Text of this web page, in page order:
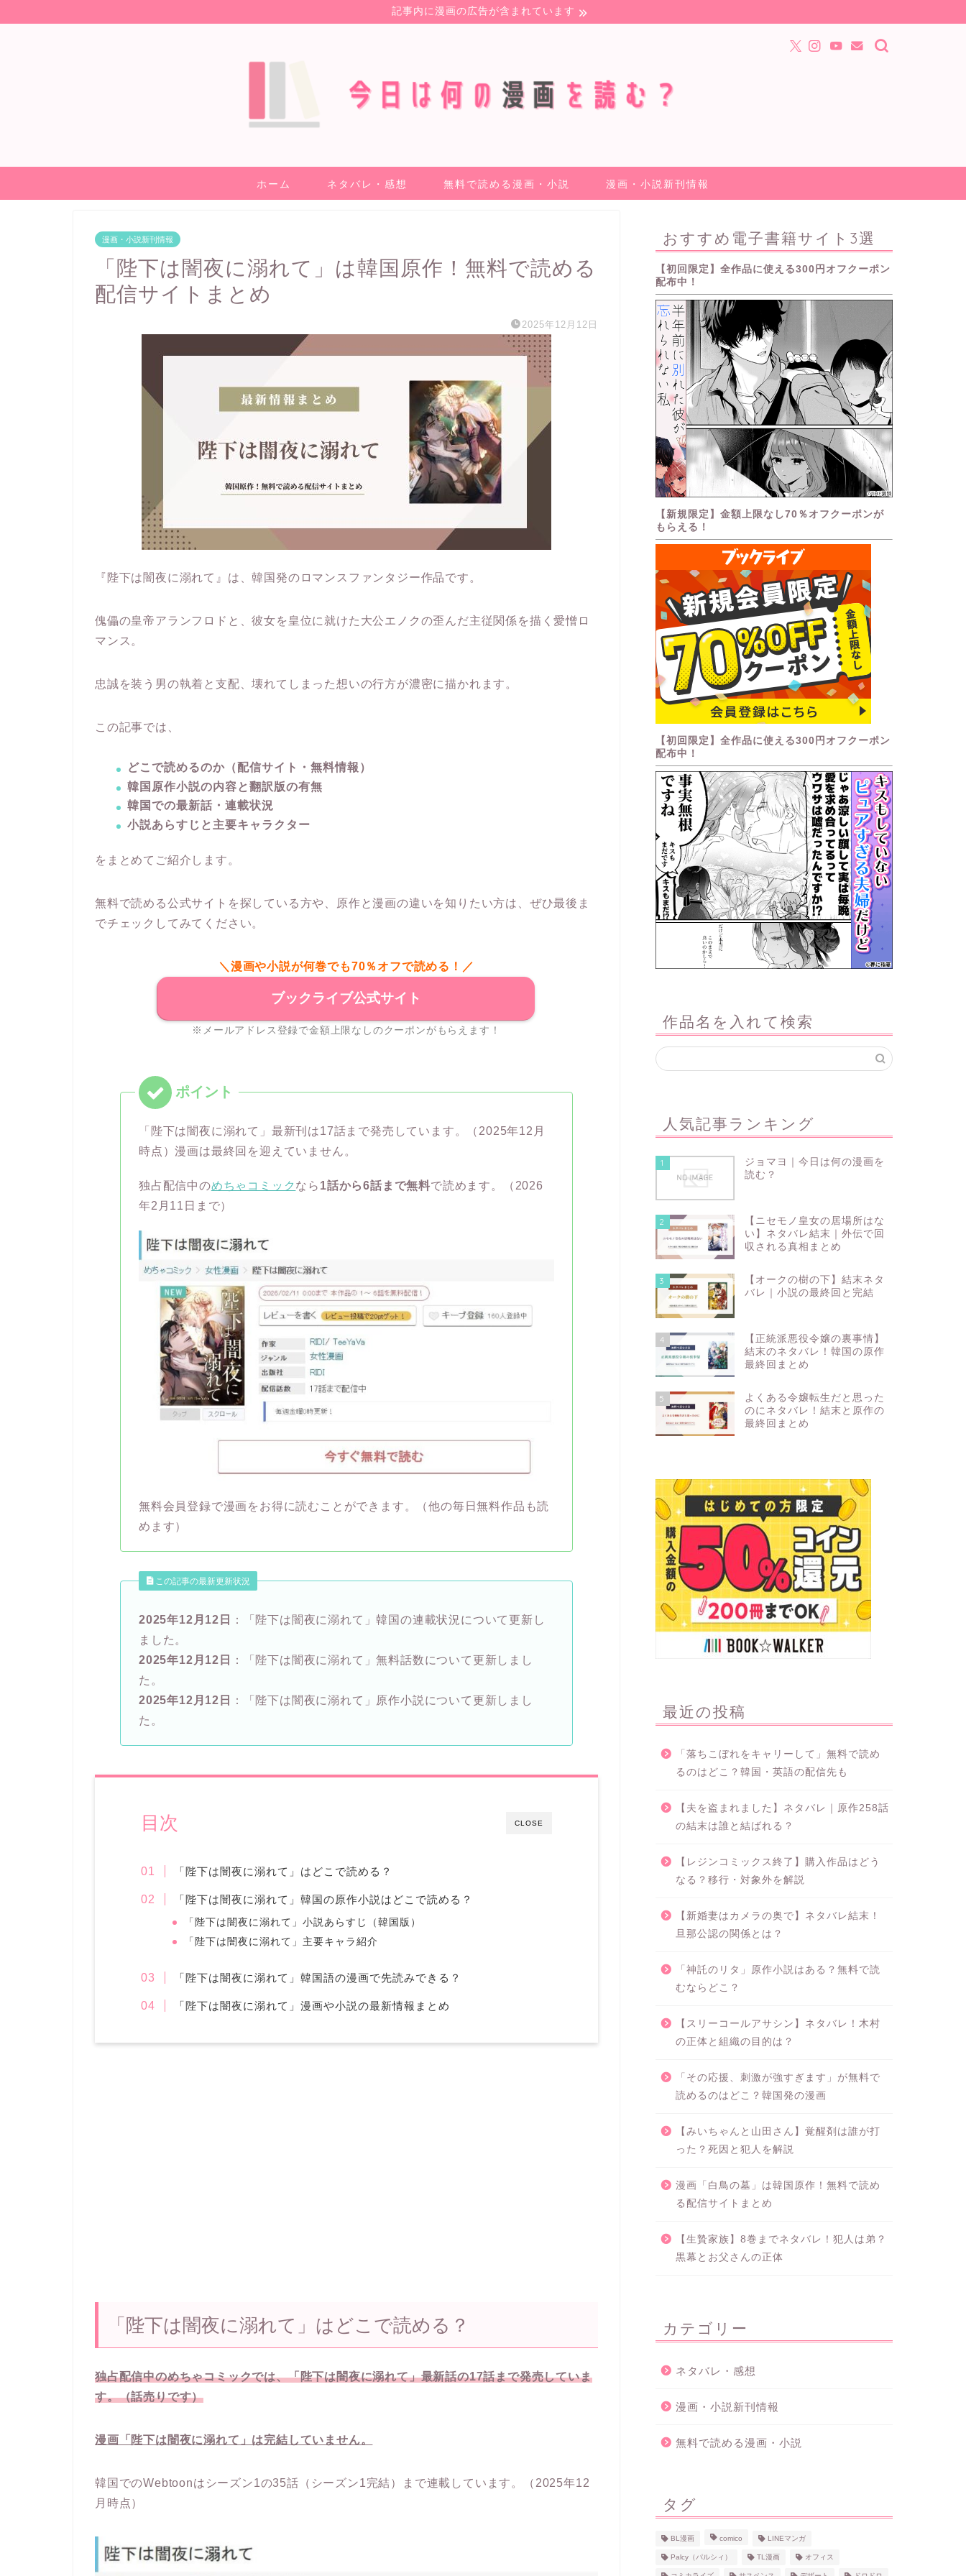
記事内に漫画の広告が含まれています
ホーム ネタバレ・感想 無料で読める漫画・小説 漫画・小説新刊情報
漫画・小説新刊情報
「陛下は闇夜に溺れて」は韓国原作！無料で読める
配信サイトまとめ
2025年12月12日
『陛下は闇夜に溺れて』は、韓国発のロマンスファンタジー作品です。
傀儡の皇帝アランフロドと、彼女を皇位に就けた大公エノクの歪んだ主従関係を描く愛憎ロ
マンス。
忠誠を装う男の執着と支配、壊れてしまった想いの行方が濃密に描かれます。
この記事では、
どこで読めるのか（配信サイト・無料情報）
韓国原作小説の内容と翻訳版の有無
韓国での最新話・連載状況
小説あらすじと主要キャラクター
をまとめてご紹介します。
無料で読める公式サイトを探している方や、原作と漫画の違いを知りたい方は、ぜひ最後ま
でチェックしてみてください。
＼漫画や小説が何巻でも70％オフで読める！／
ブックライブ公式サイト
※メールアドレス登録で金額上限なしのクーポンがもらえます！
「陛下は闇夜に溺れて」最新刊は17話まで発売しています。（2025年12月
時点）漫画は最終回を迎えていません。
独占配信中のめちゃコミック なら 1話から6話まで無料で読めます。（2026
年2月11日まで）
無料会員登録で漫画をお得に読むことができます。（他の毎日無料作品も読
めます）
この記事の最新更新状況
2025年12月12日
：「陛下は闇夜に溺れて」韓国の連載状況について更新し
ました。
2025年12月12日
：「陛下は闇夜に溺れて」無料話数について更新しまし
た。
2025年12月12日
：「陛下は闇夜に溺れて」原作小説について更新しまし
た。
CLOSE
目次
「陛下は闇夜に溺れて」はどこで読める？
「陛下は闇夜に溺れて」韓国の原作小説はどこで読める？
「陛下は闇夜に溺れて」小説あらすじ（韓国版）
「陛下は闇夜に溺れて」主要キャラ紹介
「陛下は闇夜に溺れて」韓国語の漫画で先読みできる？
「陛下は闇夜に溺れて」漫画や小説の最新情報まとめ
「陛下は闇夜に溺れて」はどこで読める？
独占配信中のめちゃコミックでは、「陛下は闇夜に溺れて」最新話の17話まで発売していま
す。（話売りです）
漫画「陛下は闇夜に溺れて」は完結していません。
韓国でのWebtoonはシーズン1の35話（シーズン1完結）まで連載しています。（2025年12
月時点）
おすすめ電子書籍サイト3選
【初回限定】全作品に使える300円オフクーポン
配布中！
【新規限定】金額上限なし70％オフクーポンが
もらえる！
【初回限定】全作品に使える300円オフクーポン
配布中！
作品名を入れて検索
人気記事ランキング
1
ジョマヨ｜今日は何の漫画を
読む？
2
【ニセモノ皇女の居場所はな
い】ネタバレ結末｜外伝で回
収される真相まとめ
3
【オークの樹の下】結末ネタ
バレ｜小説の最終回と完結
4
【正統派悪役令嬢の裏事情】
結末のネタバレ！韓国の原作
最終回まとめ
5
よくある令嬢転生だと思った
のにネタバレ！結末と原作の
最終回まとめ
最近の投稿
「落ちこぼれをキャリーして」無料で読め
るのはどこ？韓国・英語の配信先も
【夫を盗まれました】ネタバレ｜原作258話
の結末は誰と結ばれる？
【レジンコミックス終了】購入作品はどう
なる？移行・対象外を解説
【新婚妻はカメラの奥で】ネタバレ結末！
旦那公認の関係とは？
「神託のリタ」原作小説はある？無料で読
むならどこ？
【スリーコールアサシン】ネタバレ！木村
の正体と組織の目的は？
「その応援、刺激が強すぎます」が無料で
読めるのはどこ？韓国発の漫画
【みいちゃんと山田さん】覚醒剤は誰が打
った？死因と犯人を解説
漫画「白鳥の墓」は韓国原作！無料で読め
る配信サイトまとめ
【生贄家族】8巻までネタバレ！犯人は弟？
黒幕とお父さんの正体
カテゴリー
ネタバレ・感想
漫画・小説新刊情報
無料で読める漫画・小説
タグ
BL漫画 comico LINEマンガ
Palcy（パルシィ） TL漫画 オフィス